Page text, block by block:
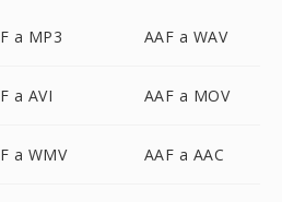
a MP3 AAF a WAV
a AVI AAF a MOV
a WMV AAF a AAC